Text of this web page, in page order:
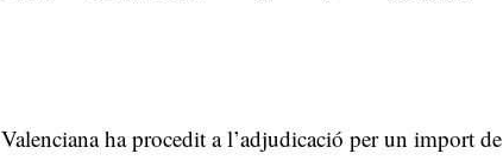
ha procedit a l’adjudicació per un import de